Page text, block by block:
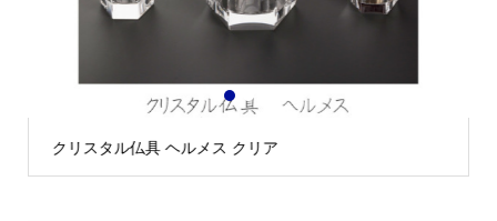
【新発売】モダン仏具 スピカ 6具足 黒金
1 2